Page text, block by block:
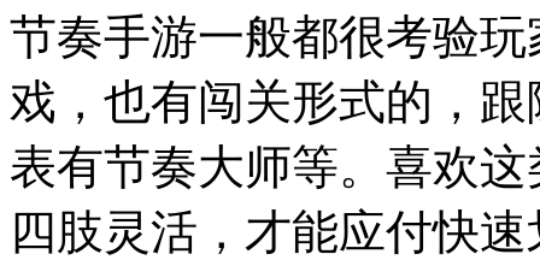
节奏手游一般都很考验
戏，也有闯关形式的，
表有节奏大师等。喜欢
四肢灵活，才能应付快